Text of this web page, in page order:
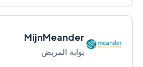
MijnMeander
بوابة المريض